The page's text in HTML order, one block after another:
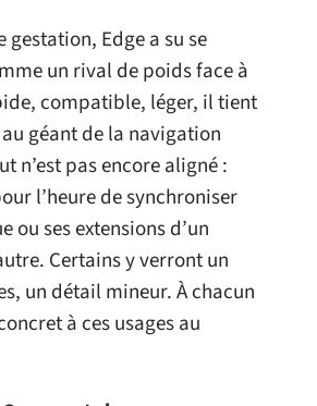
gestation, Edge a su se
un rival de poids face à
compatible, léger, il tient
géant de la navigation
n’est pas encore aligné :
l’heure de synchroniser
ou ses extensions d’un
Certains y verront un
un détail mineur. À chacun
à ces usages au